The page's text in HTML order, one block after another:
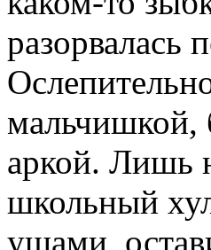
разорвалась
мальчишкой,
аркой. Лишь
школьный
ушами,